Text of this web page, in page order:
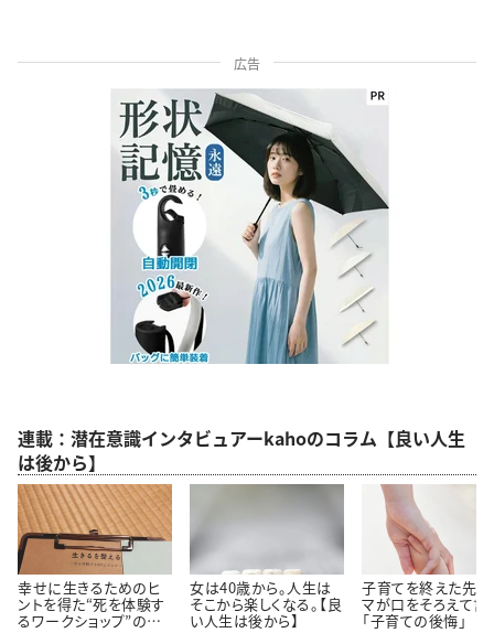
広告
連載：潜在意識インタビュアーkahoのコラム【良い人生
は後から】
幸せに生きるためのヒ
ントを得た“死を体験す
るワークショップ”の話
女は40歳から。人生は
そこから楽しくなる。【良
い人生は後から】
子育てを終えた先
マが口をそろえて言
「子育ての後悔」